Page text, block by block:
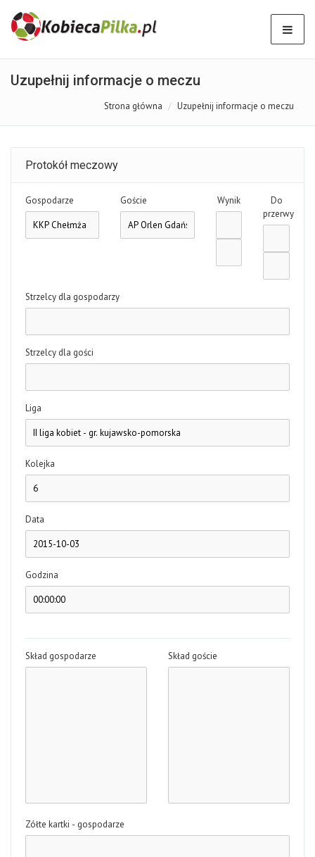
Uzupełnij informacje o meczu
Strona główna Uzupełnij informacje o meczu
Protokół meczowy
Gospodarze Goście Wynik
Do
przerwy
Strzelcy dla gospodarzy
Strzelcy dla gości
Liga
Kolejka
Data
Godzina
Skład gospodarze Skład goście
Zółte kartki - gospodarze